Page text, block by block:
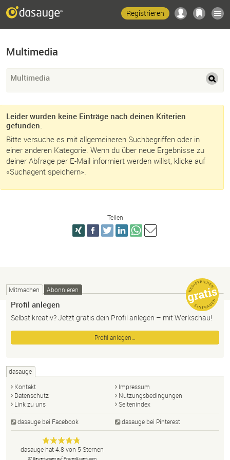
Registrieren
Multimedia
Multimedia
Leider wurden keine Einträge nach deinen Kriterien
gefunden.
Bitte versuche es mit allgemeineren Suchbegriffen oder in
einer anderen Kategorie. Wenn du über neue Ergebnisse zu
deiner Abfrage per E-Mail informiert werden willst, klicke auf
«Suchagent speichern».
Teilen
Mitmachen Abonnieren
Profil anlegen
Selbst kreativ? Jetzt gratis dein Profil anlegen – mit Werkschau!
Profil anlegen…
dasauge
Kontakt
Impressum
Datenschutz
Nutzungsbedingungen
Link zu uns
Seitenindex
dasauge bei Facebook dasauge bei Pinterest
dasauge
Designer,
Anonym
dasaugehat4.8 von 5 Sternen
37Bewertungen auf ProvenExpert.com